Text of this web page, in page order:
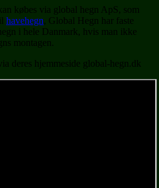
købes via global hegn ApS, som
havehegn, Global Hegn har faste
i hele Danmark, hvis man ikke
montagen.
deres hjemmeside global-hegn.dk